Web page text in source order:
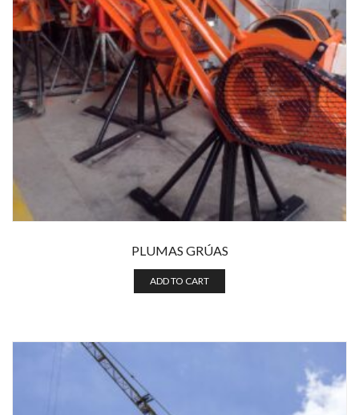
PLUMAS GRÚAS
ADD TO CART